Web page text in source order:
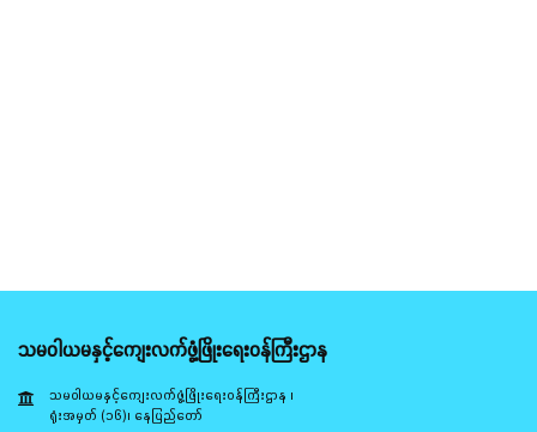
သမဝါယမနှင့်ကျေးလက်ဖွံ့ဖြိုးရေးဝန်ကြီးဌာန
သမဝါယမနှင့်ကျေးလက်ဖွံ့ဖြိုးရေးဝန်ကြီးဌာန ၊
ရုံးအမှတ် (၁၆)၊ နေပြည်တော်